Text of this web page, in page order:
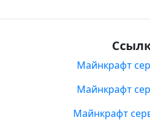
Майнкрафт
Майнкрафт
Майнкрафт